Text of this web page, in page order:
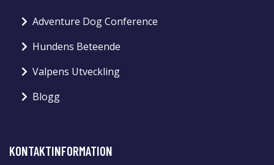
Adventure Dog Conference
Hundens Beteende
Valpens Utveckling
Blogg
KONTAKTINFORMATION